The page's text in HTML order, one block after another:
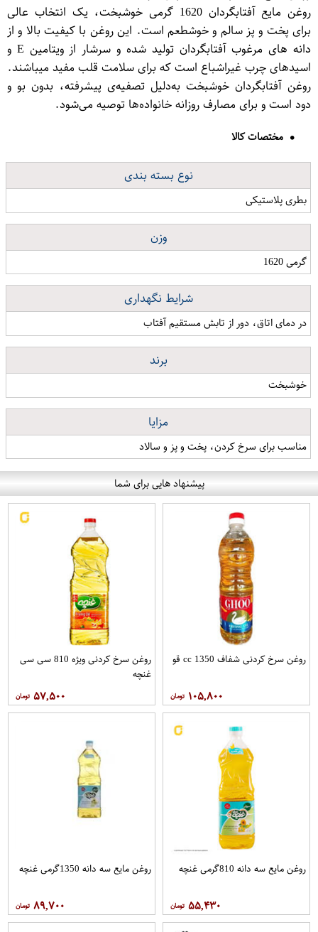
روغن مایع آفتابگردان 1620 گرمی خوشبخت، یک انتخاب عالی
برای پخت و پز سالم و خوشطعم است. این روغن با کیفیت بالا و از
دانه های مرغوب آفتابگردان تولید شده و سرشار از ویتامین E و
اسیدهای چرب غیراشباع است که برای سلامت قلب مفید میباشند.
روغن آفتابگردان خوشبخت به‌دلیل تصفیه‌ی پیشرفته، بدون بو و
دود است و برای مصارف روزانه خانواده‌ها توصیه می‌شود.
مختصات کالا
نوع بسته بندی
بطری پلاستیکی
وزن
گرمی 1620
شرایط نگهداری
در دمای اتاق، دور از تابش مستقیم آفتاب
برند
خوشبخت
مزایا
مناسب برای سرخ کردن، پخت و پز و سالاد
پیشنهاد هایی برای شما
روغن سرخ کردنی شفاف 1350 cc قو
۱۰۵,۸۰۰
روغن سرخ کردنی ویژه 810 سی سی
غنچه
۵۷,۵۰۰
روغن مايع سه دانه 810گرمی غنچه
۵۵,۴۳۰
روغن مايع سه دانه 1350گرمی غنچه
۸۹,۷۰۰